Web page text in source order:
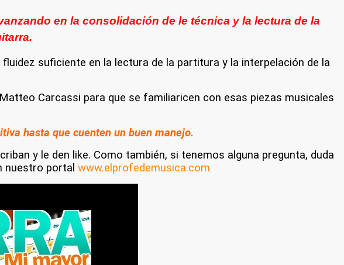
en la consolidación de le técnica y la lectura de la
suficiente en la lectura de la partitura y la interpelación de la
Carcassi para que se familiaricen con esas piezas musicales
hasta que cuenten un buen manejo.
y le den like. Como también, si tenemos alguna pregunta, duda
nuestro portal www.elprofedemusica.com